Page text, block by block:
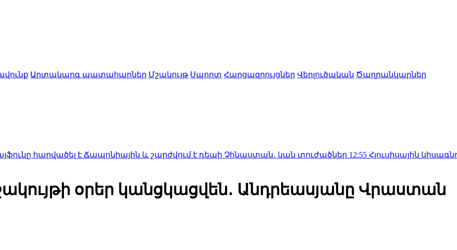
Արտակարգ պատահարներ Մշակույթ Սպորտ Հարցազրույցներ Վերլուծական Ծաղրանկարներ
է Ճապոնիային և շարժվում է դեպի Չինաստան․ կան տուժածներ12:55Հյուսիսային կիսագնդում
օրեր կանցկացվեն․ Անդրեասյանը Վրաստան